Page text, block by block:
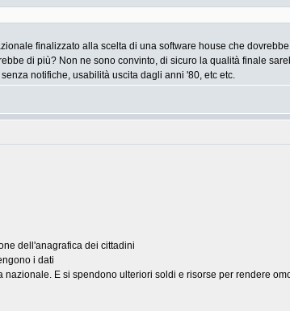
finalizzato alla scelta di una software house che
di più? Non ne sono convinto, di sicuro la qualità finale
notifiche, usabilità uscita dagli anni '80, etc etc.
dell'anagrafica dei cittadini
i dati
E si spendono ulteriori soldi e risorse per rendere